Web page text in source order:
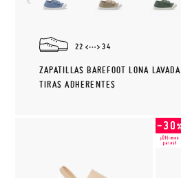
22 34
ZAPATILLAS BAREFOOT LONA LAVADA
TIRAS ADHERENTES